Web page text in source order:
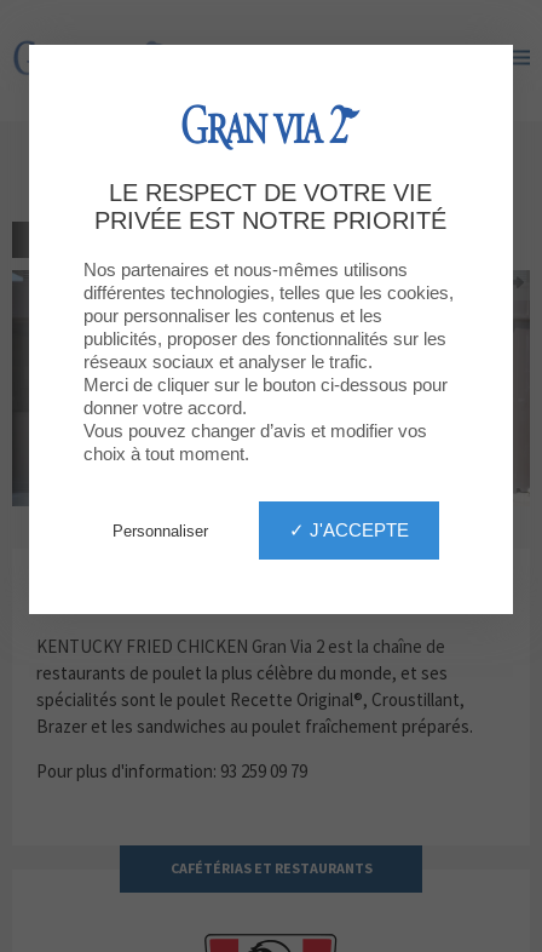
Gran Via 2
KENTUCKY FRIED CHICKEN Gran Via 2 est la chaîne de
restaurants de poulet la plus célèbre du monde, et ses
spécialités sont le poulet Recette Original®, Croustillant,
Brazer et les sandwiches au poulet fraîchement préparés.
Pour plus d'information: 93 259 09 79
CAFÉTÉRIAS ET RESTAURANTS
LE RESPECT DE VOTRE VIE
PRIVÉE EST NOTRE PRIORITÉ
Nos partenaires et nous-mêmes utilisons
différentes technologies, telles que les cookies,
pour personnaliser les contenus et les
publicités, proposer des fonctionnalités sur les
réseaux sociaux et analyser le trafic.
Merci de cliquer sur le bouton ci-dessous pour
donner votre accord.
Vous pouvez changer d’avis et modifier vos
choix à tout moment.
✓ J'ACCEPTE
Personnaliser